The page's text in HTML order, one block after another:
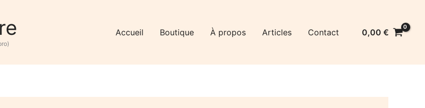
Accueil Boutique À propos Articles Contact 0,00 €